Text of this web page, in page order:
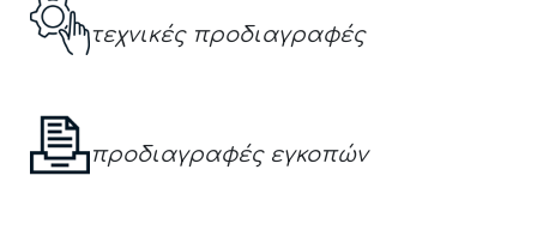
τεχνικές προδιαγραφές
προδιαγραφές εγκοπών